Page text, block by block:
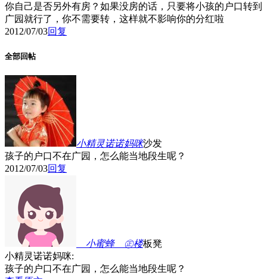
你自己是否另外有房？如果没房的话，只要将小孩的户口转到
广园就行了，你不需要转，这样就不影响你的分红啦
2012/07/03回复
全部回帖
小精灵诺诺妈咪沙发
孩子的户口不在广园，怎么能当地段生呢？
2012/07/03回复
ゞ小蜜蜂ゞ㊣楼板凳
小精灵诺诺妈咪:
孩子的户口不在广园，怎么能当地段生呢？